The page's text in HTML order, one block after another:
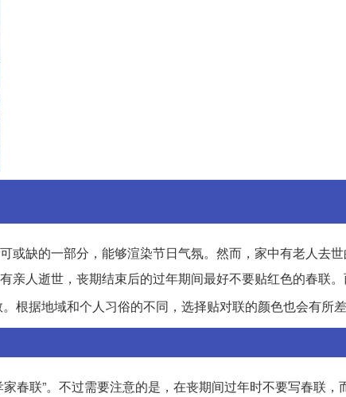
或缺的一部分，能够渲染节日气氛。然而，家中有老人去
亲人逝世，丧期结束后的过年期间最好不要贴红色的春联
根据地域和个人习俗的不同，选择贴对联的颜色也会有所差
春联”。不过需要注意的是，在丧期间过年时不要写春联，